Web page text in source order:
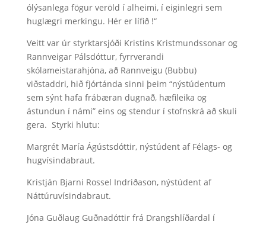
ólýsanlega fögur veröld í alheimi, í eiginlegri sem
huglægri merkingu. Hér er lífið !“
Veitt var úr styrktarsjóði Kristins Kristmundssonar og
Rannveigar Pálsdóttur, fyrrverandi
skólameistarahjóna, að Rannveigu (Bubbu)
viðstaddri, hið fjórtánda sinni þeim “nýstúdentum
sem sýnt hafa frábæran dugnað, hæfileika og
ástundun í námi” eins og stendur í stofnskrá að skuli
gera. Styrki hlutu:
Margrét María Ágústsdóttir, nýstúdent af Félags- og
hugvísindabraut.
Kristján Bjarni Rossel Indriðason, nýstúdent af
Náttúruvísindabraut.
Jóna Guðlaug Guðnadóttir frá Drangshlíðardal í